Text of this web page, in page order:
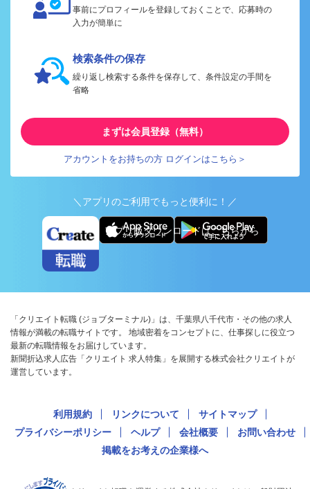
事前にプロフィールを登録しておくことで、応募時の
入力が簡単に
検索条件の保存
繰り返し検索する条件を保存して、条件設定の手間を
省略
まずは会員登録（無料）
アカウントをお持ちの方 ログインはこちら＞
＼アプリのご利用でもっと便利に！／
アプリ版ダウンロードはこちらから
「クリエイト転職 (ジョブターミナル)」は、千葉県八千代市・その他の求人
情報が満載の転職サイトです。 地域密着をコンセプトに、仕事探しに役立つ
最新の転職情報をお届けしています。
新聞折込求人広告「クリエイト 求人特集」を展開する株式会社クリエイトが
運営しています。
利用規約 リンクについて
サイトマップ
プライバシーポリシー
ヘルプ 会社概要
お問い合わせ
掲載をお考えの企業様へ